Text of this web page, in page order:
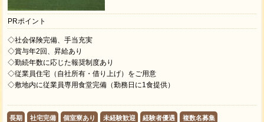
PRポイント
◇社会保険完備、手当充実
◇賞与年2回、昇給あり
◇勤続年数に応じた報奨制度あり
◇従業員住宅（自社所有・借り上げ）をご用意
◇敷地内に従業員専用食堂完備（勤務日に1食提供）
長期 社宅完備 個室寮あり 未経験歓迎 経験者優遇 複数名募集